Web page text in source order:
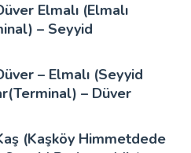
Elmalı (Elmalı
– Seyyid
– Elmalı (Seyyid
– Düver
(Kaşköy Himmetdede